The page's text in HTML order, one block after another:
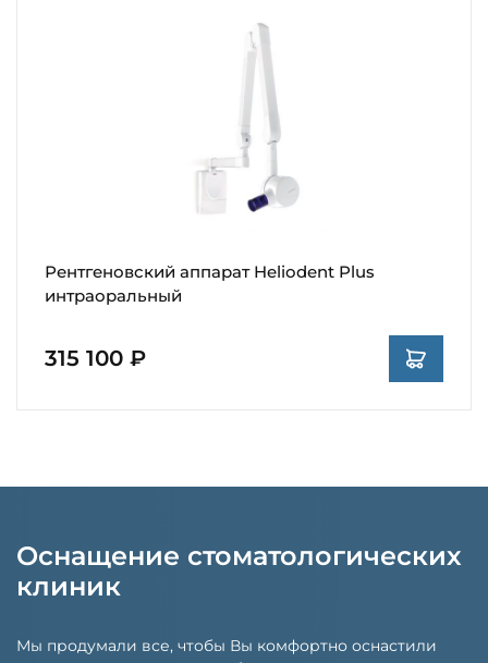
Рентгеновский аппарат Heliodent Plus
интраоральный
315 100 ₽
Оснащение стоматологических
клиник
Мы продумали все, чтобы Вы комфортно оснастили